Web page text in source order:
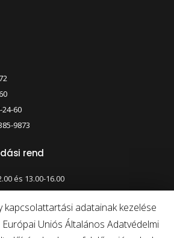
24-60
9873
rend
és 13.00-16.00
és 13.00-17.00
váltása
kapcsolattartási adatainak kezelése
Uniós Általános Adatvédelmi